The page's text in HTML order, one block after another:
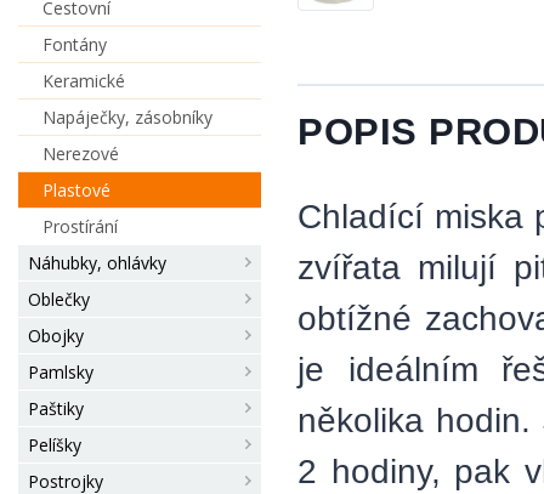
Cestovní
Fontány
Keramické
Napáječky, zásobníky
Nerezové
Plastové
Prostírání
Náhubky, ohlávky
Oblečky
Obojky
Pamlsky
Paštiky
Pelíšky
Postrojky
POPIS
Chladící miska
zvířata milují
obtížné
je ideálním
několika
2 hodiny, pak